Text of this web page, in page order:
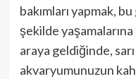
bakımları yapmak, bu
şekilde
araya geldiğinde,
akvaryumunuzun